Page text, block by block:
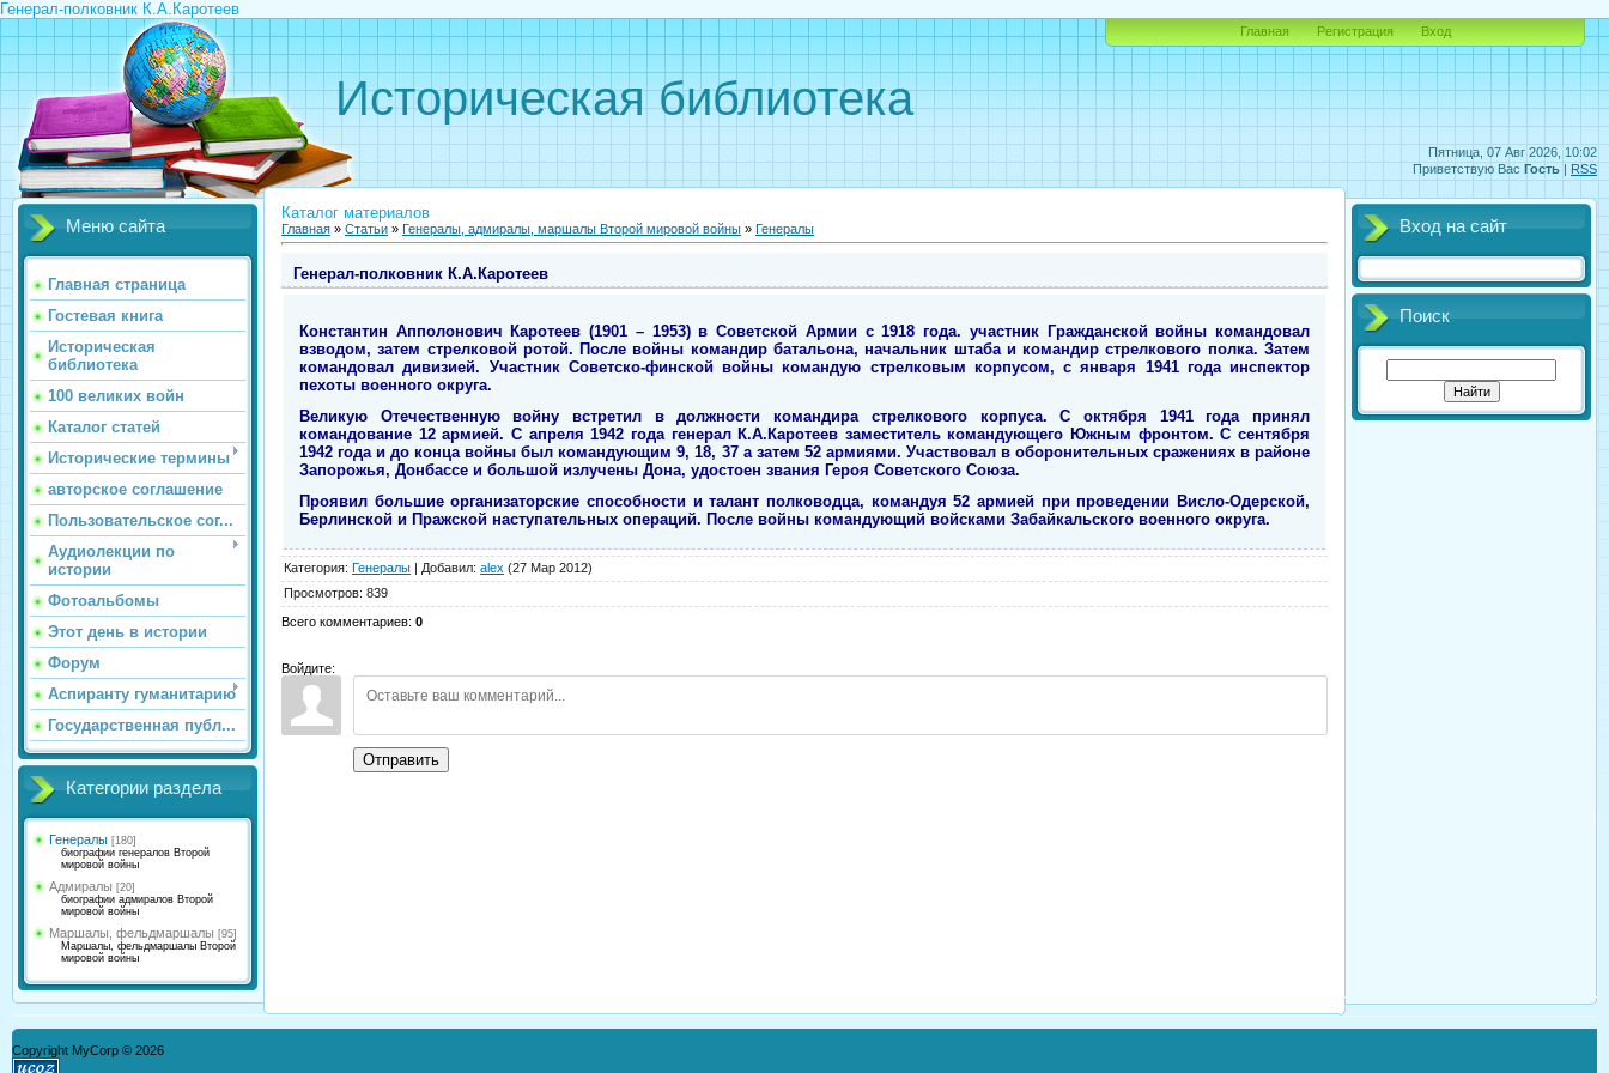
Генерал-полковник К.А.Каротеев
Пятница, 07 Авг 2026, 10:02
Приветствую Вас Гость | RSS
Историческая библиотека
Главная Регистрация Вход
Меню сайта
Главная страница
Гостевая книга
Историческая
библиотека
100 великих войн
Каталог статей
Исторические термины
авторское соглашение
Пользовательское сог...
Аудиолекции по
истории
Фотоальбомы
Этот день в истории
Форум
Аспиранту гуманитарию
Государственная публ...
Категории раздела
Генералы [180]
биографии генералов Второй
мировой войны
Адмиралы [20]
биографии адмиралов Второй
мировой войны
Маршалы, фельдмаршалы [95]
Маршалы, фельдмаршалы Второй
мировой войны
Каталог материалов
Главная » Статьи » Генералы, адмиралы, маршалы Второй мировой войны » Генералы
Генерал-полковник К.А.Каротеев
Константин Апполонович Каротеев (1901 – 1953) в Советской Армии с 1918 года. участник Гражданской войны командовал
взводом, затем стрелковой ротой. После войны командир батальона, начальник штаба и командир стрелкового полка. Затем
командовал дивизией. Участник Советско-финской войны командую стрелковым корпусом, с января 1941 года инспектор
пехоты военного округа.
Великую Отечественную войну встретил в должности командира стрелкового корпуса. С октября 1941 года принял
командование 12 армией. С апреля 1942 года генерал К.А.Каротеев заместитель командующего Южным фронтом. С сентября
1942 года и до конца войны был командующим 9, 18, 37 а затем 52 армиями. Участвовал в оборонительных сражениях в районе
Запорожья, Донбассе и большой излучены Дона, удостоен звания Героя Советского Союза.
Проявил большие организаторские способности и талант полководца, командуя 52 армией при проведении Висло-Одерской,
Берлинской и Пражской наступательных операций. После войны командующий войсками Забайкальского военного округа.
Категория: Генералы | Добавил: alex (27 Мар 2012)
Просмотров: 839
Всего комментариев: 0
Войдите:
Отправить
Вход на сайт
Поиск
Copyright MyCorp © 2026